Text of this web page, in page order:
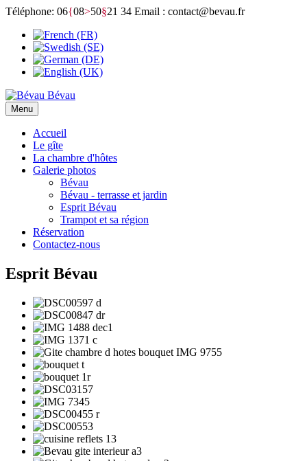
Téléphone: 06{08>50§21 34 Email : contact@bevau.fr
Bévau
Menu
Accueil
Le gîte
La chambre d'hôtes
Galerie photos
Bévau
Bévau - terrasse et jardin
Esprit Bévau
Trampot et sa région
Réservation
Contactez-nous
Esprit Bévau